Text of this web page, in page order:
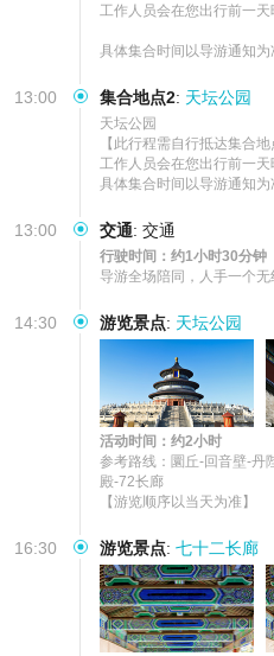
工作人员会在您出行前一
具体集合时间以导游通知为
13:00 集合地点2: 天坛公园
天坛公园
【此行程需自行抵达集合
工作人员会在您出行前一
具体集合时间以导游通知为
13:00 交通: 交通
行驶时间：约1小时30分钟
导游全场陪同，人手一个无
14:30 游览景点: 天坛公园
活动时间：约2小时
参考路线：圜丘-回音壁-丹
殿-72长廊
【游览顺序以当天为准】
16:30 游览景点: 七十二长廊